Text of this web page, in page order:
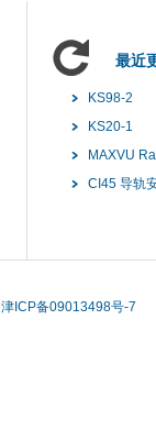
最近
KS98-2
KS20-1
MAXVU
CI45 导轨
津ICP备09013498号-7